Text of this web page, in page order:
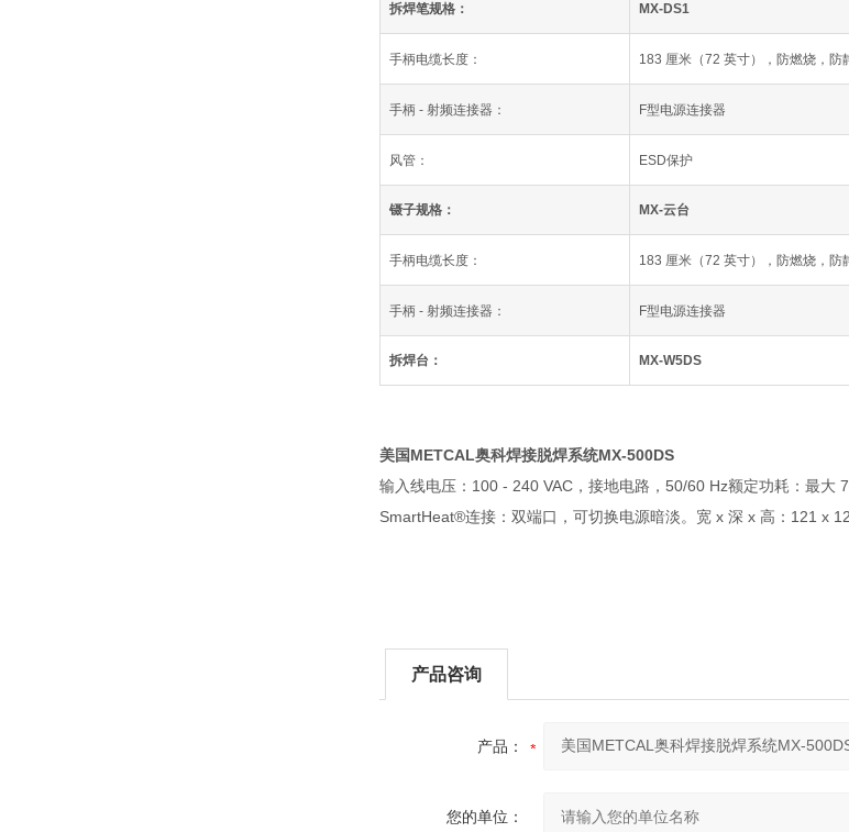
拆焊笔规格： MX-DS1
手柄电缆长度： 183 厘米（72 英寸），防燃烧，防
手柄 - 射频连接器： F型电源连接器
风管： ESD保护
镊子规格： MX-云台
手柄电缆长度： 183 厘米（72 英寸），防燃烧，防
手柄 - 射频连接器： F型电源连接器
拆焊台： MX-W5DS
美国METCAL奥科焊接脱焊系统MX-500DS
输入线电压：100 - 240 VAC，接地电路，50/60 Hz额定功耗：最大
SmartHeat®连接：双端口，可切换电源暗淡。宽 x 深 x 高：121 x
产品咨询
产品：
您的单位：